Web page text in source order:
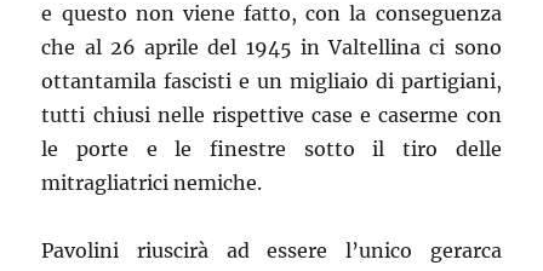
e questo non viene fatto, con la conseguenza
che al 26 aprile del 1945 in Valtellina ci sono
ottantamila fascisti e un migliaio di partigiani,
tutti chiusi nelle rispettive case e caserme con
le porte e le finestre sotto il tiro delle
mitragliatrici nemiche.
Pavolini riuscirà ad essere l’unico gerarca